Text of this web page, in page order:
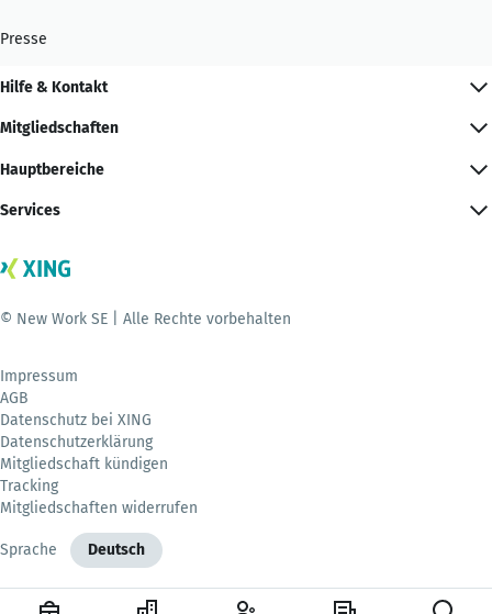
Presse
Hilfe & Kontakt
Mitgliedschaften
Hauptbereiche
Services
© New Work SE | Alle Rechte vorbehalten
Impressum
AGB
Datenschutz bei XING
Datenschutzerklärung
Mitgliedschaft kündigen
Tracking
Mitgliedschaften widerrufen
Sprache Deutsch